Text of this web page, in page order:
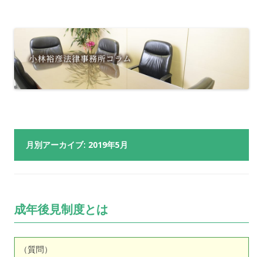
月別アーカイブ: 2019年5月
成年後見制度とは
（質問）